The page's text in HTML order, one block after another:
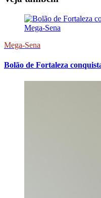
Mega-Sena
Bolão de Fortaleza